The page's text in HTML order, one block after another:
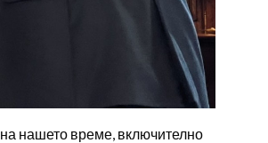
на нашето време, включително